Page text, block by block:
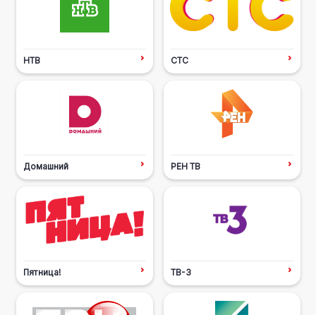
НТВ СТС
Домашний РЕН ТВ
Пятница! ТВ-3